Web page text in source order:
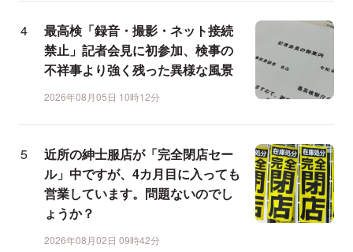
最高検「録音・撮影・ネット接続
禁止」記者会見に初参加、検事の
不祥事より強く残った異様な風景
2026年08月05日 10時12分
近所の紳士服店が「完全閉店セー
ル」中ですが、4カ月目に入っても
営業しています。問題ないのでし
ょうか？
2026年08月02日 09時42分